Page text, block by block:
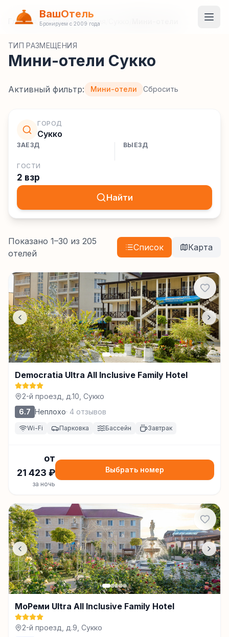
ВашОтель
Бронируем с 2009 года
Главная Гостиницы/Россия
ТИП РАЗМЕЩЕНИЯ
Мини-отели Сукко
Активный фильтр: Мини-отели Сбросить
ГОРОД
Сукко
ЗАЕЗД ВЫЕЗД
ГОСТИ
2 взр
Найти
Показано 1–30 из 205
отелей
Список Карта
Democratia Ultra All Inclusive Family Hotel
2-й проезд, д.10, Сукко
6.7 Неплохо· 4 отзывов
Wi-Fi Парковка Бассейн Завтрак
от
21 423 ₽
за ночь
Выбрать номер
МоРеми Ultra All Inclusive Family Hotel
2-й проезд, д.9, Сукко